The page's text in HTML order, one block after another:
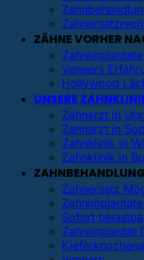
ZÄHNE VORHER
Veneers
Hollywood
UNSERE
Zahnarzt in
Zahnarzt in
Zahnklinik in
Zahnklinik in
Zahnersatz
Sofort
Zahnimplantat